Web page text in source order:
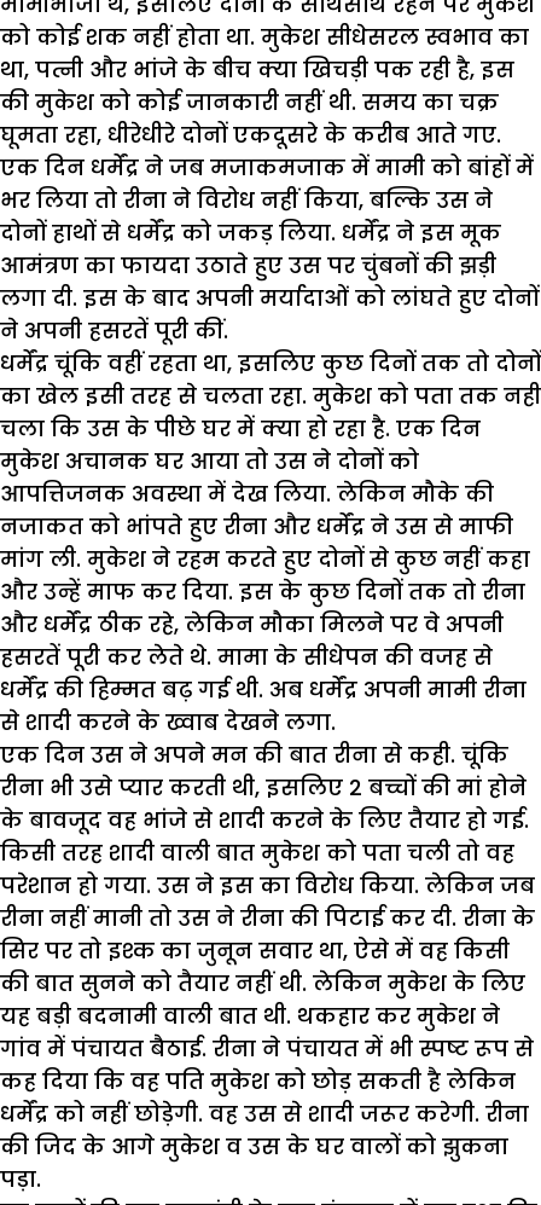
को कोई शक नहीं होता था. मुकेश सीधेसरल स्वभाव का
था, पत्नी और भांजे के बीच क्या खिचड़ी पक रही है, इस
की मुकेश को कोई जानकारी नहीं थी. समय का चक्र
घूमता रहा, धीरेधीरे दोनों एकदूसरे के करीब आते गए.
एक दिन धर्मेंद्र ने जब मजाकमजाक में मामी को बांहों में
भर लिया तो रीना ने विरोध नहीं किया, बल्कि उस ने
दोनों हाथों से धर्मेंद्र को जकड़ लिया. धर्मेंद्र ने इस मूक
आमंत्रण का फायदा उठाते हुए उस पर चुंबनों की झड़ी
लगा दी. इस के बाद अपनी मर्यादाओं को लांघते हुए दोनों
ने अपनी हसरतें पूरी कीं.
धर्मेंद्र चूंकि वहीं रहता था, इसलिए कुछ दिनों तक तो दोनों
का खेल इसी तरह से चलता रहा. मुकेश को पता तक नहीं
चला कि उस के पीछे घर में क्या हो रहा है. एक दिन
मुकेश अचानक घर आया तो उस ने दोनों को
आपत्तिजनक अवस्था में देख लिया. लेकिन मौके की
नजाकत को भांपते हुए रीना और धर्मेंद्र ने उस से माफी
मांग ली. मुकेश ने रहम करते हुए दोनों से कुछ नहीं कहा
और उन्हें माफ कर दिया. इस के कुछ दिनों तक तो रीना
और धर्मेंद्र ठीक रहे, लेकिन मौका मिलने पर वे अपनी
हसरतें पूरी कर लेते थे. मामा के सीधेपन की वजह से
धर्मेंद्र की हिम्मत बढ़ गई थी. अब धर्मेंद्र अपनी मामी रीना
से शादी करने के ख्वाब देखने लगा.
एक दिन उस ने अपने मन की बात रीना से कही. चूंकि
रीना भी उसे प्यार करती थी, इसलिए 2 बच्चों की मां होने
के बावजूद वह भांजे से शादी करने के लिए तैयार हो गई.
किसी तरह शादी वाली बात मुकेश को पता चली तो वह
परेशान हो गया. उस ने इस का विरोध किया. लेकिन जब
रीना नहीं मानी तो उस ने रीना की पिटाई कर दी. रीना के
सिर पर तो इश्क का जुनून सवार था, ऐसे में वह किसी
की बात सुनने को तैयार नहीं थी. लेकिन मुकेश के लिए
यह बड़ी बदनामी वाली बात थी. थकहार कर मुकेश ने
गांव में पंचायत बैठाई. रीना ने पंचायत में भी स्पष्ट रूप से
कह दिया कि वह पति मुकेश को छोड़ सकती है लेकिन
धर्मेंद्र को नहीं छोड़ेगी. वह उस से शादी जरूर करेगी. रीना
की जिद के आगे मुकेश व उस के घर वालों को झुकना
पड़ा.